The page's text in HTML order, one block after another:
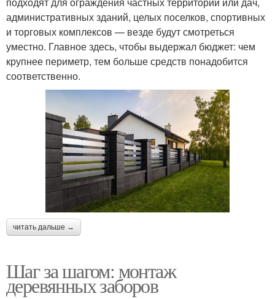
административных зданий, целых поселков, спортивных
и торговых комплексов — везде будут смотреться
уместно. Главное здесь, чтобы выдержал бюджет: чем
крупнее периметр, тем больше средств понадобится
соответственно.
читать дальше →
Шаг за шагом: монтаж
деревянных заборов